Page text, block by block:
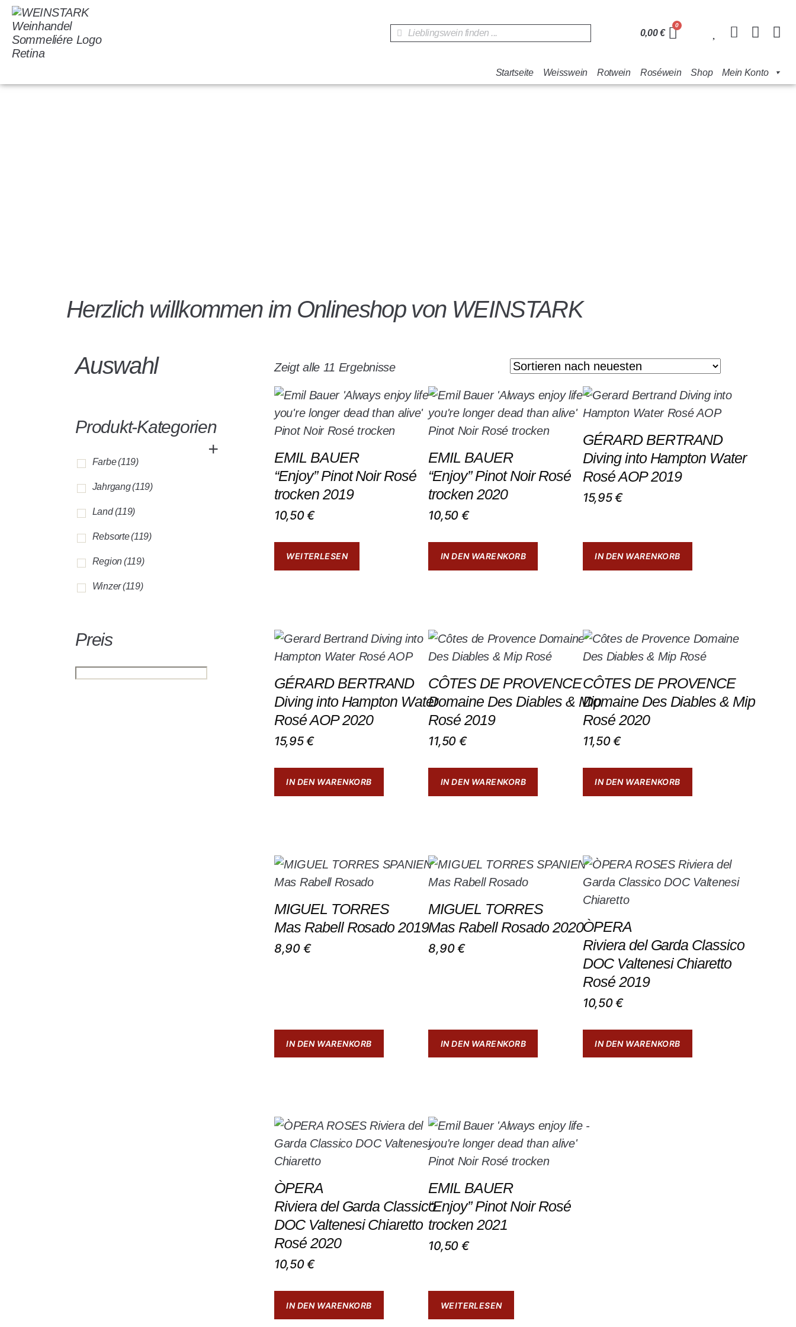
0,00€
Startseite Weisswein Rotwein Roséwein Shop Mein Konto
Herzlich willkommen im Onlineshop von WEINSTARK
Auswahl
Produkt-Kategorien
+
Farbe(119)
Jahrgang(119)
Land (119)
Rebsorte(119)
Region(119)
Winzer(119)
Preis
Zeigt alle 11 Ergebnisse
EMIL BAUER
“Enjoy” Pinot Noir Rosé
trocken 2019
10,50€
WEITERLESEN
EMIL BAUER
“Enjoy” Pinot Noir Rosé
trocken 2020
10,50 €
IN DEN WARENKORB
GÉRARD BERTRAND
Diving into Hampton Water
Rosé AOP 2019
15,95€
IN DEN WARENKORB
GÉRARD BERTRAND
Diving into Hampton Water
Rosé AOP 2020
15,95€
IN DEN WARENKORB
CÔTES DE PROVENCE
Domaine Des Diables & Mip
Rosé 2019
11,50 €
IN DEN WARENKORB
CÔTES DE PROVENCE
Domaine Des Diables & Mip
Rosé 2020
11,50€
IN DEN WARENKORB
MIGUEL TORRES
Mas Rabell Rosado 2019
8,90 €
IN DEN WARENKORB
MIGUEL TORRES
Mas Rabell Rosado 2020
8,90€
IN DEN WARENKORB
ÒPERA
Riviera del Garda Classico
DOC Valtenesi Chiaretto
Rosé 2019
10,50€
IN DEN WARENKORB
ÒPERA
Riviera del Garda Classico
DOC Valtenesi Chiaretto
Rosé 2020
10,50€
IN DEN WARENKORB
EMIL BAUER
“Enjoy” Pinot Noir Rosé
trocken 2021
10,50 €
WEITERLESEN